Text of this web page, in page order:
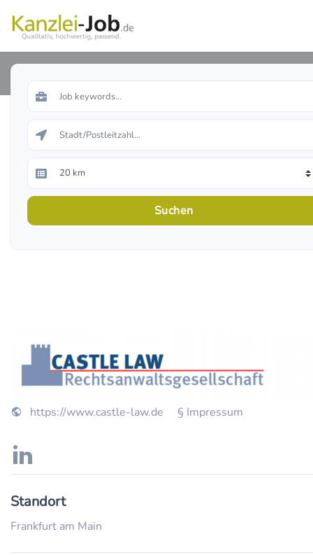
https://www.castle-law.de § Impressum
Standort
Frankfurt am Main